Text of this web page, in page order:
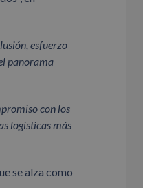
esfuerzo
panorama
con los
logísticas más
se alza como